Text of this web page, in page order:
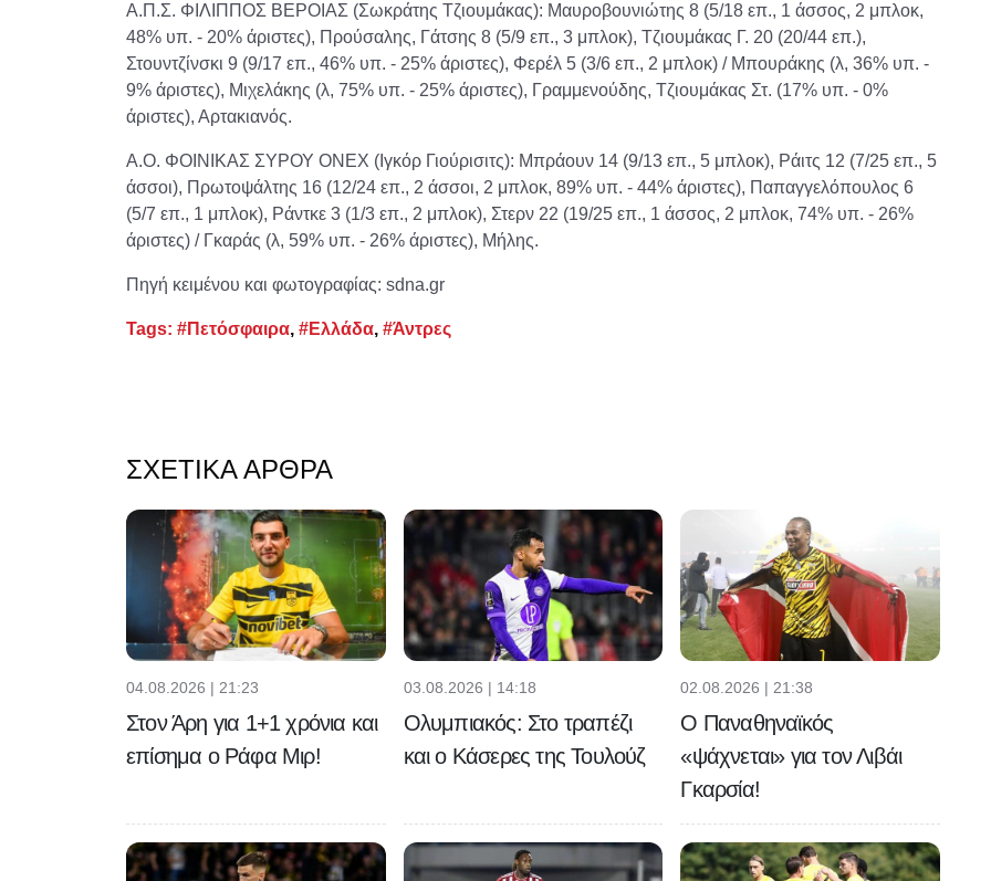
Α.Π.Σ. ΦΙΛΙΠΠΟΣ ΒΕΡΟΙΑΣ (Σωκράτης Τζιουμάκας): Μαυροβουνιώτης 8 (5/18 επ., 1 άσσος, 2 μπλοκ,
48% υπ. - 20% άριστες), Προύσαλης, Γάτσης 8 (5/9 επ., 3 μπλοκ), Τζιουμάκας Γ. 20 (20/44 επ.),
Στουντζίνσκι 9 (9/17 επ., 46% υπ. - 25% άριστες), Φερέλ 5 (3/6 επ., 2 μπλοκ) / Μπουράκης (λ, 36% υπ. -
9% άριστες), Μιχελάκης (λ, 75% υπ. - 25% άριστες), Γραμμενούδης, Τζιουμάκας Στ. (17% υπ. - 0%
άριστες), Αρτακιανός.
Α.Ο. ΦΟΙΝΙΚΑΣ ΣΥΡΟΥ ΟΝΕΧ (Ιγκόρ Γιούρισιτς): Μπράουν 14 (9/13 επ., 5 μπλοκ), Ράιτς 12 (7/25 επ., 5
άσσοι), Πρωτοψάλτης 16 (12/24 επ., 2 άσσοι, 2 μπλοκ, 89% υπ. - 44% άριστες), Παπαγγελόπουλος 6
(5/7 επ., 1 μπλοκ), Ράντκε 3 (1/3 επ., 2 μπλοκ), Στερν 22 (19/25 επ., 1 άσσος, 2 μπλοκ, 74% υπ. - 26%
άριστες) / Γκαράς (λ, 59% υπ. - 26% άριστες), Μήλης.
Πηγή κειμένου και φωτογραφίας: sdna.gr
Tags: #Πετόσφαιρα, #Ελλάδα, #Άντρες
ΣΧΕΤΙΚΆ ΆΡΘΡΑ
04.08.2026 | 21:23
Στον Άρη για 1+1 χρόνια και
επίσημα ο Ράφα Μιρ!
03.08.2026 | 14:18
Ολυμπιακός: Στο τραπέζι
και ο Κάσερες της Τουλούζ
02.08.2026 | 21:38
Ο Παναθηναϊκός
«ψάχνεται» για τον Λιβάι
Γκαρσία!